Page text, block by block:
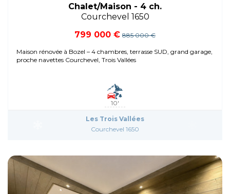
Chalet/Maison - 4 ch.
Courchevel 1650
799 000 € 885 000 €
Maison rénovée à Bozel – 4 chambres, terrasse SUD, grand garage,
proche navettes Courchevel, Trois Vallées
10'
Les Trois Vallées
Courchevel 1650